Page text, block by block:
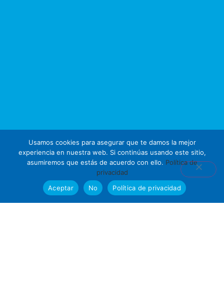
Contacto
Usamos cookies para asegurar que te damos la mejor
experiencia en nuestra web. Si continúas usando este sitio,
asumiremos que estás de acuerdo con ello. Política de
privacidad
Aceptar
No Política de privacidad